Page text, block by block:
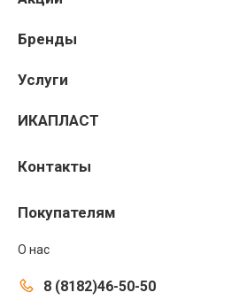
Бренды
Услуги
ИКАПЛАСТ
Контакты
Покупателям
О нас
8 (8182)46-50-50